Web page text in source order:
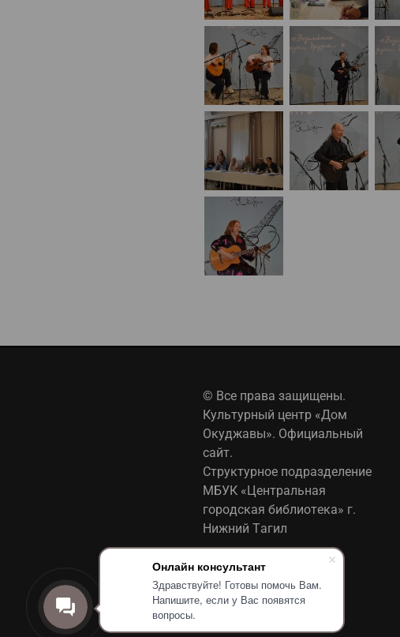
Онлайн консультант
Здравствуйте! Готовы помочь Вам.
Напишите, если у Вас появятся
вопросы.
© Все права защищены.
Культурный центр «Дом
Окуджавы». Официальный
сайт.
Структурное подразделение
МБУК «Центральная
городская библиотека» г.
Нижний Тагил
Политика обработки
персональных данных